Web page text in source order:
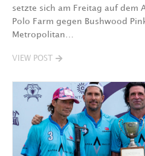
setzte sich am Freitag auf dem
Polo Farm gegen Bushwood
Metropolitan…
VIEW POST